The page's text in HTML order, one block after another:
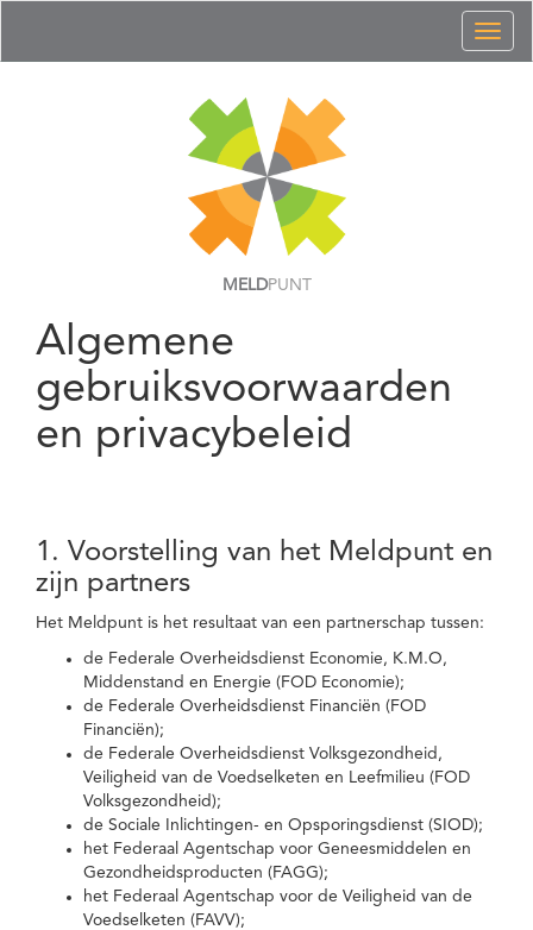
MELDPUNT
Algemene
gebruiksvoorwaarden
en privacybeleid
1. Voorstelling van het Meldpunt en
zijn partners
Het Meldpunt is het resultaat van een partnerschap tussen:
de Federale Overheidsdienst Economie, K.M.O,
Middenstand en Energie (FOD Economie);
de Federale Overheidsdienst Financiën (FOD
Financiën);
de Federale Overheidsdienst Volksgezondheid,
Veiligheid van de Voedselketen en Leefmilieu (FOD
Volksgezondheid);
de Sociale Inlichtingen- en Opsporingsdienst (SIOD);
het Federaal Agentschap voor Geneesmiddelen en
Gezondheidsproducten (FAGG);
het Federaal Agentschap voor de Veiligheid van de
Voedselketen (FAVV);